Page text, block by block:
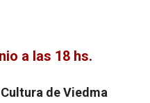
a las 18 hs.
de Viedma